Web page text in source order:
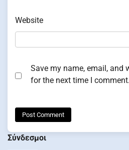
Website
Save my name, email, and
for the next time I comment.
Σύνδεσμοι